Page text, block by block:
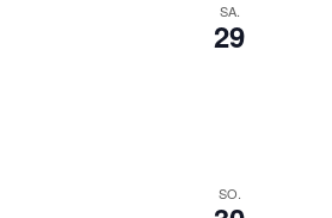
SA.
29
SO.